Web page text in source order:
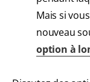
Mais si
nouveau
option à